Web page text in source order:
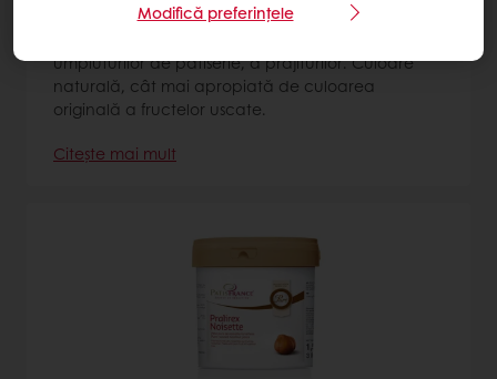
Pastă de fistic 100% pură. Ideală pentru
umpluturilor de patiserie, a prăjiturilor. Culoare
naturală, cât mai apropiată de culoarea
originală a fructelor uscate.
Citește mai mult
Modifică preferințele